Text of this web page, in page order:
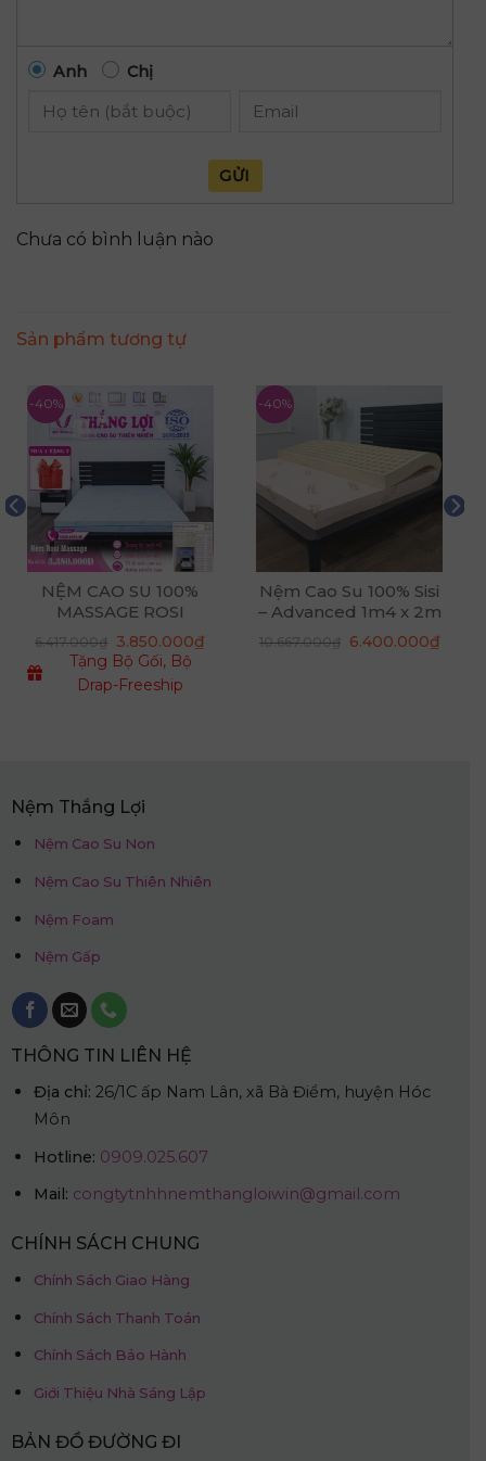
Anh Chị
GỬI
Chưa có bình luận nào
Sản phẩm tương tự
-40%
NỆM CAO SU 100%
MASSAGE ROSI
6.417.000₫ 3.850.000₫
Tặng Bộ Gối, Bộ
Drap-Freeship
-40%
Nệm Cao Su 100% Sisi
– Advanced 1m4 x 2m
x 5cm
10.667.000₫
Giá
6.400.000₫Giá
Nệm Thắng Lợi
Nệm Cao Su Non
Nệm Cao Su Thiên Nhiên
Nệm Foam
Nệm Gấp
THÔNG TIN LIÊN HỆ
Địa chỉ: 26/1C ấp Nam Lân, xã Bà Điểm, huyện Hóc
Môn
Hotline: 0909.025.607
Mail: congtytnhhnemthangloiwin@gmail.com
CHÍNH SÁCH CHUNG
Chính Sách Giao Hàng
Chính Sách Thanh Toán
Chính Sách Bảo Hành
Giới Thiệu Nhà Sáng Lập
BẢN ĐỒ ĐƯỜNG ĐI